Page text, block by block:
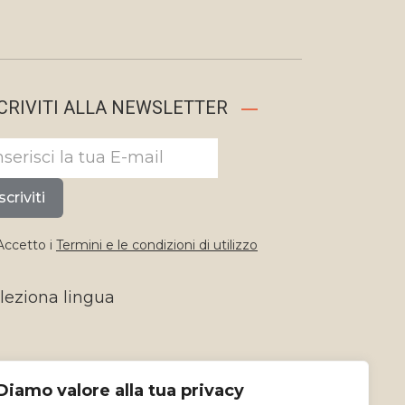
valore alla tua privacy
ALLA NEWSLETTER
i Termini e le condizioni di utilizzo
lingua